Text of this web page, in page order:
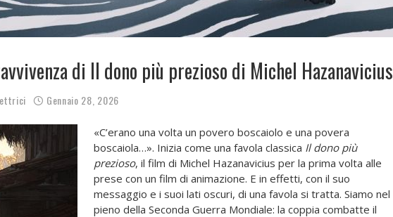
di Il dono più prezioso di Michel Hazanavicius
Gennaio 28, 2026
«C’erano una volta un povero boscaiolo e una povera
boscaiola…». Inizia come una favola classica Il dono più
prezioso, il film di Michel Hazanavicius per la prima volta alle
prese con un film di animazione. E in effetti, con il suo
messaggio e i suoi lati oscuri, di una favola si tratta. Siamo nel
pieno della Seconda Guerra Mondiale: la coppia combatte il